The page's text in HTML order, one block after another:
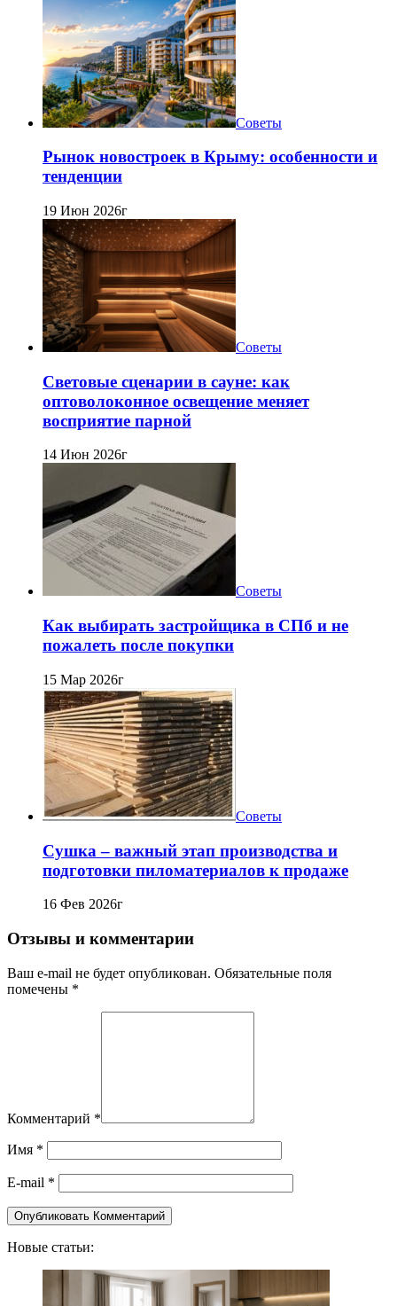
Советы
Рынок новостроек в Крыму: особенности и
тенденции
19 Июн 2026г
Советы
Световые сценарии в сауне: как
оптоволоконное освещение меняет
восприятие парной
14 Июн 2026г
Советы
Как выбирать застройщика в СПб и не
пожалеть после покупки
15 Мар 2026г
Советы
Сушка – важный этап производства и
подготовки пиломатериалов к продаже
16 Фев 2026г
Отзывы и комментарии
Ваш e-mail не будет опубликован. Обязательные поля
помечены *
Комментарий *
Имя *
E-mail *
Новые статьи: